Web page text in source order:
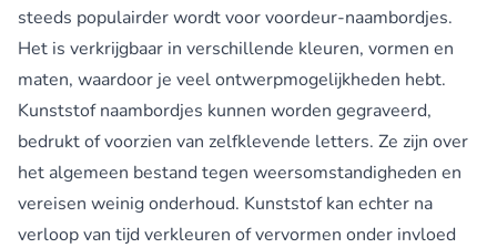
steeds populairder wordt voor voordeur-naambordjes.
Het is verkrijgbaar in verschillende kleuren, vormen en
maten, waardoor je veel ontwerpmogelijkheden hebt.
Kunststof naambordjes kunnen worden gegraveerd,
bedrukt of voorzien van zelfklevende letters. Ze zijn over
het algemeen bestand tegen weersomstandigheden en
vereisen weinig onderhoud. Kunststof kan echter na
verloop van tijd verkleuren of vervormen onder invloed